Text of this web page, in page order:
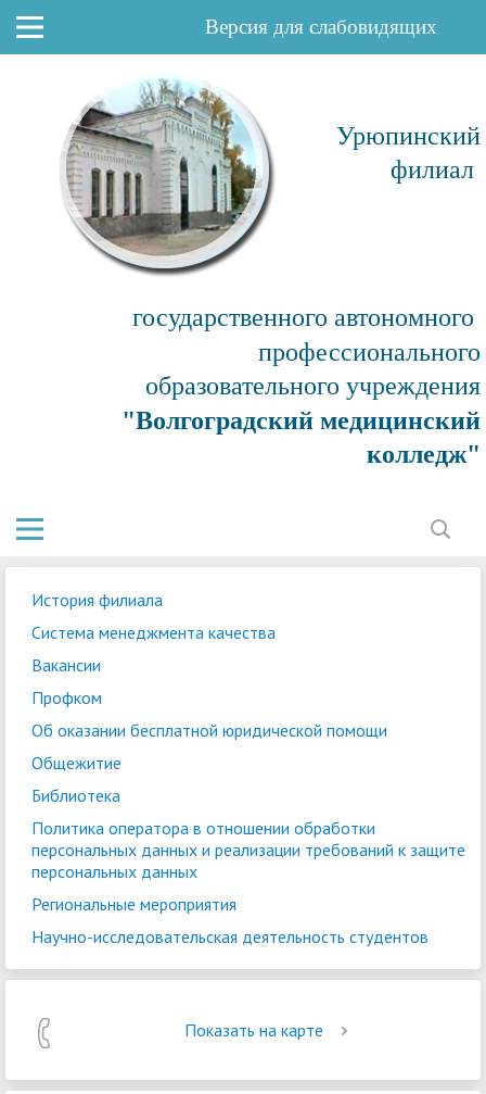
Версия для слабовидящих
Урюпинский
филиал
государственного автономного
профессионального
образовательного учреждения
"Волгоградский медицинский
колледж"
История филиала
Система менеджмента качества
Вакансии
Профком
Об оказании бесплатной юридической помощи
Общежитие
Библиотека
Политика оператора в отношении обработки
персональных данных и реализации требований к защите
персональных данных
Региональные мероприятия
Научно-исследовательская деятельность студентов
Показать на карте